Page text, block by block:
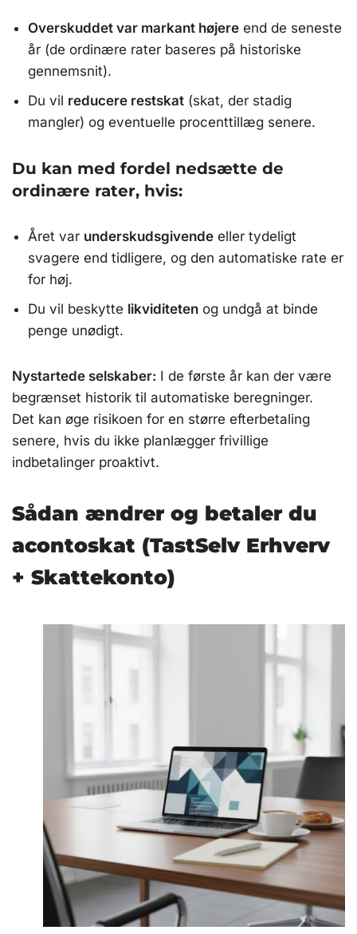
Overskuddet var markant højere end de seneste
år (de ordinære rater baseres på historiske
gennemsnit).
Du vil reducere restskat (skat, der stadig
mangler) og eventuelle procenttillæg senere.
Du kan med fordel nedsætte de
ordinære rater, hvis:
Året var underskudsgivende eller tydeligt
svagere end tidligere, og den automatiske rate er
for høj.
Du vil beskytte likviditeten og undgå at binde
penge unødigt.
Nystartede selskaber: I de første år kan der være
begrænset historik til automatiske beregninger.
Det kan øge risikoen for en større efterbetaling
senere, hvis du ikke planlægger frivillige
indbetalinger proaktivt.
Sådan ændrer og betaler du
acontoskat (TastSelv Erhverv
+ Skattekonto)